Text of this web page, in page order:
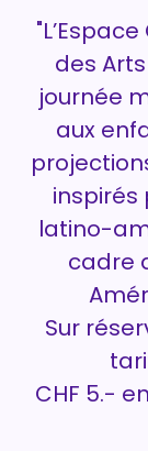
des
journée
aux
inspirés
latino-
cadre
Sur
CHF 5.-